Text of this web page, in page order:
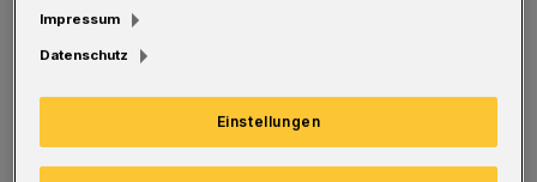
eines Audi gegen 11 Uhr aus dem
Tannenbaumer Weg nach links in Richtung
Autobahn abbiegen. Gleichzeitig wollte der
Fahrer eines VW, der aus Richtung Remscheid
kam, von der Barmer Straße nach links in den
Impressum
Datenschutz
Einstellungen